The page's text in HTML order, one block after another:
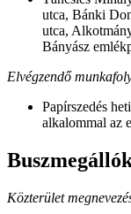
utca, Bánki
utca,
Bányász
Elvégzendő
Papírszedés
alkalommal az
Közterület